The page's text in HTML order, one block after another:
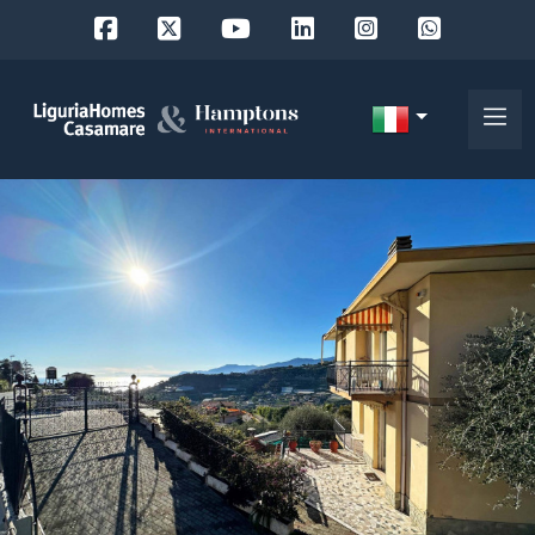
Chi
siamo
I
nostri
Scegli
dove
cercare
Comune